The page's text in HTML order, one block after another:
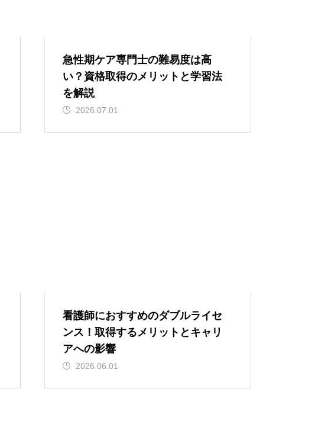
急性期ケア専門士の難易度は高
い？資格取得のメリットと学習法
を解説
2026.07.01
看護師におすすめのダブルライセ
ンス！取得するメリットとキャリ
アへの影響
2026.06.01